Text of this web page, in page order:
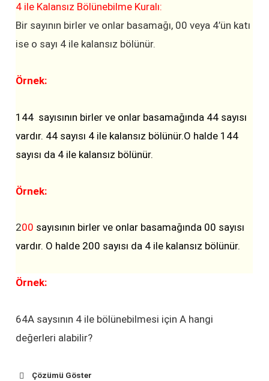
4 ile Kalansız Bölünebilme Kuralı:
Bir sayının birler ve onlar basamağı, 00 veya 4’ün katı
ise o sayı 4 ile kalansız bölünür.
Örnek:
144 sayısının birler ve onlar basamağında 44 sayısı
vardır. 44 sayısı 4 ile kalansız bölünür.O halde 144
sayısı da 4 ile kalansız bölünür.
Örnek:
200 sayısının birler ve onlar basamağında 00 sayısı
vardır. O halde 200 sayısı da 4 ile kalansız bölünür.
Örnek:
64A saysının 4 ile bölünebilmesi için A hangi
değerleri alabilir?
Çözümü Göster